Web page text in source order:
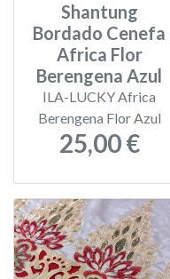
Shantung
Bordado Cenefa
Africa Flor
Berengena Azul
ILA-LUCKY Africa
Berengena Flor Azul
25,00 €